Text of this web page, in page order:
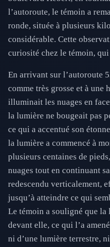
l’autoroute, le témoin a
ronde, située à plusieurs
considérable. Cette
curiosité chez le témoin,
En arrivant sur l’autoroute
comme très grosse et à une
illuminait les nuages en
la lumière ne bougeait pas
ce qui a accentué son
la lumière a commencé à
plusieurs centaines de
nuages tout en continuant
redescendu verticalement,
jusqu’à atteindre ce qui
Le témoin a souligné que
devant elle, ce qui l’a
ni d’une lumière terrestre,